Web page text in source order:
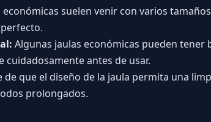
económicas suelen venir con varios
Algunas jaulas económicas pueden
cuidadosamente antes de usar.
de que el diseño de la jaula permita una
prolongados.